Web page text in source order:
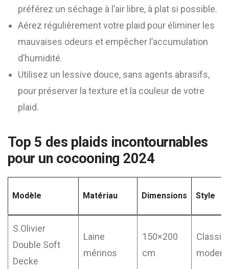
préférez un séchage à l’air libre, à plat si possible.
Aérez régulièrement votre plaid pour éliminer les
mauvaises odeurs et empêcher l’accumulation
d’humidité.
Utilisez un lessive douce, sans agents abrasifs,
pour préserver la texture et la couleur de votre
plaid.
Top 5 des plaids incontournables
pour un cocooning 2024
Modèle Matériau Dimensions Style
S.Olivier
Double Soft
Decke
Laine
mérinos
150×200
cm